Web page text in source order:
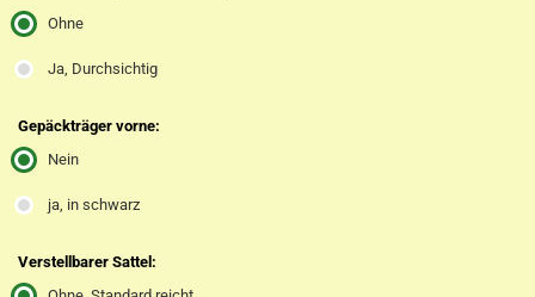
Ohne
Ja, Durchsichtig
Gepäckträger vorne:
Nein
ja, in schwarz
Verstellbarer Sattel: